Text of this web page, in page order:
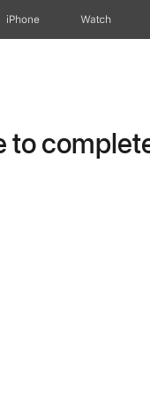
iPhone Watch
to